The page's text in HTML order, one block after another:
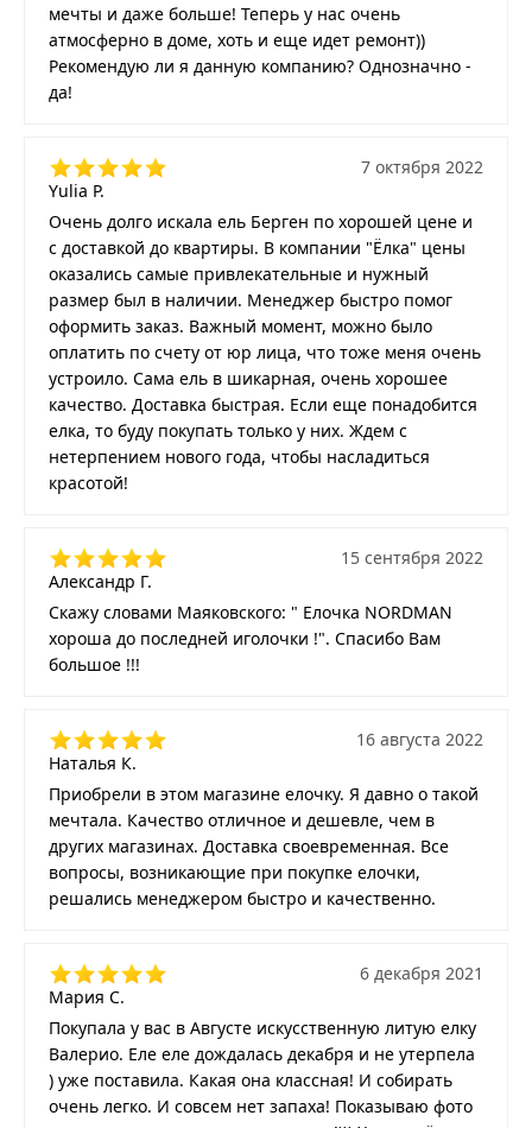
мечты и даже больше! Теперь у нас очень
атмосферно в доме, хоть и еще идет ремонт))
Рекомендую ли я данную компанию? Однозначно -
да!
Yulia P.
7 октября 2022
Очень долго искала ель Берген по хорошей цене и
с доставкой до квартиры. В компании "Ёлка" цены
оказались самые привлекательные и нужный
размер был в наличии. Менеджер быстро помог
оформить заказ. Важный момент, можно было
оплатить по счету от юр лица, что тоже меня очень
устроило. Сама ель в шикарная, очень хорошее
качество. Доставка быстрая. Если еще понадобится
елка, то буду покупать только у них. Ждем с
нетерпением нового года, чтобы насладиться
красотой!
Александр Г.
15 сентября 2022
Скажу словами Маяковского: " Елочка NORDMAN
хороша до последней иголочки !". Спасибо Вам
большое !!!
Наталья К.
16 августа 2022
Приобрели в этом магазине елочку. Я давно о такой
мечтала. Качество отличное и дешевле, чем в
других магазинах. Доставка своевременная. Все
вопросы, возникающие при покупке елочки,
решались менеджером быстро и качественно.
Мария С.
6 декабря 2021
Покупала у вас в Августе искусственную литую елку
Валерио. Еле еле дождалась декабря и не утерпела
) уже поставила. Какая она классная! И собирать
очень легко. И совсем нет запаха! Показываю фото